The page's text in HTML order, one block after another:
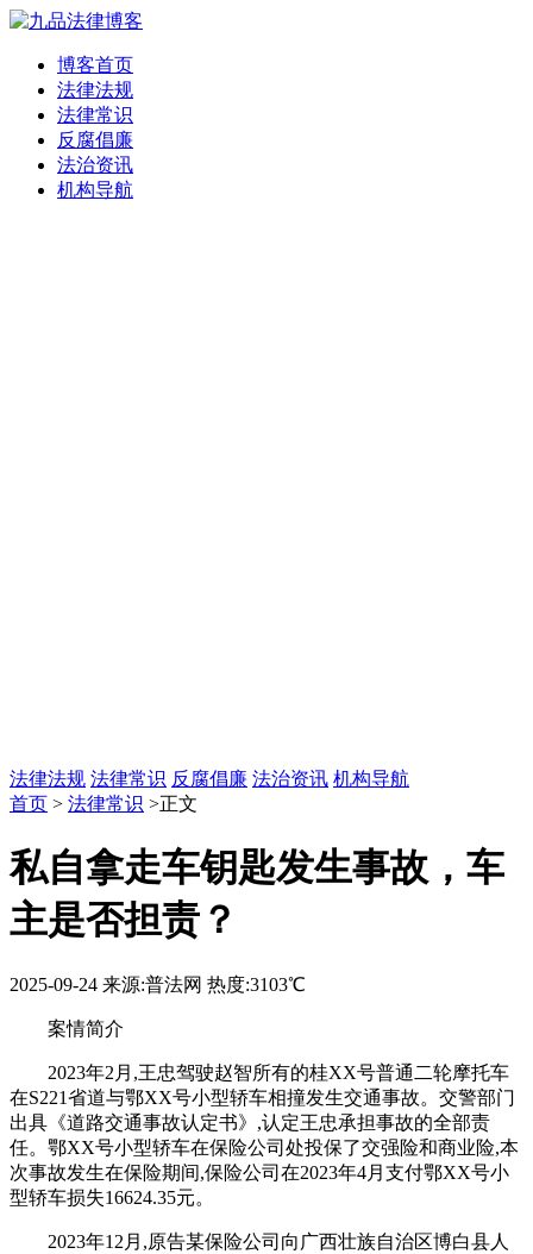
博客首页
法律法规
法律常识
反腐倡廉
法治资讯
机构导航
法律法规 法律常识 反腐倡廉 法治资讯 机构导航
首页 > 法律常识 >正文
私自拿走车钥匙发生事故，车
主是否担责？
2025-09-24 来源:普法网 热度:3103℃
案情简介
2023年2月,王忠驾驶赵智所有的桂XX号普通二轮摩托车
在S221省道与鄂XX号小型轿车相撞发生交通事故。交警部门
出具《道路交通事故认定书》,认定王忠承担事故的全部责
任。鄂XX号小型轿车在保险公司处投保了交强险和商业险,本
次事故发生在保险期间,保险公司在2023年4月支付鄂XX号小
型轿车损失16624.35元。
2023年12月,原告某保险公司向广西壮族自治区博白县人